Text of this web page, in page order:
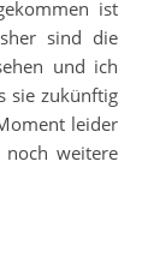
ist
sind die
und ich
sie zukünftig
leider
weitere